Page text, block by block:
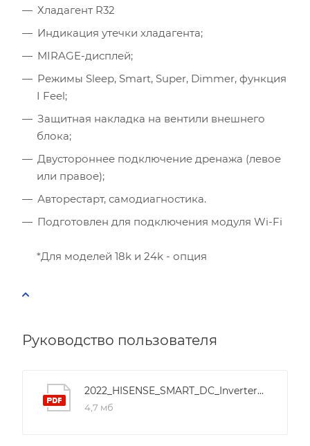
Хладагент R32
Индикация утечки хладагента;
MIRAGE-дисплей;
Режимы Sleep, Smart, Super, Dimmer, функция
I Feel;
Защитная накладка на вентили внешнего
блока;
Двустороннее подключение дренажа (левое
или правое);
Авторестарт, самодиагностика.
Подготовлен для подключения модуля Wi-Fi
*Для моделей 18k и 24k - опция
Руководство пользователя
2022_HISENSE_SMART_DC_Inverter_R32_manual
4,7 мб
Количество компьютеров
Количество телевизоров
Мощность остальной бытовой техники, Вт
Расчётная мощность охлаждения:
Рекомендуемый диапазон мощности: